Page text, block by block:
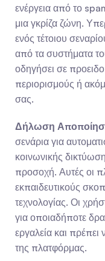
ενέργεια από το
μια γκρίζα ζώνη.
ενός τέτοιου
από τα συστήματα
οδηγήσει σε
περιορισμούς ή
σας.
Δήλωση
σενάρια για
κοινωνικής
προσοχή. Αυτές οι
εκπαιδευτικούς
τεχνολογίας. Οι
για οποιαδήποτε
εργαλεία και
της πλατφόρμας.